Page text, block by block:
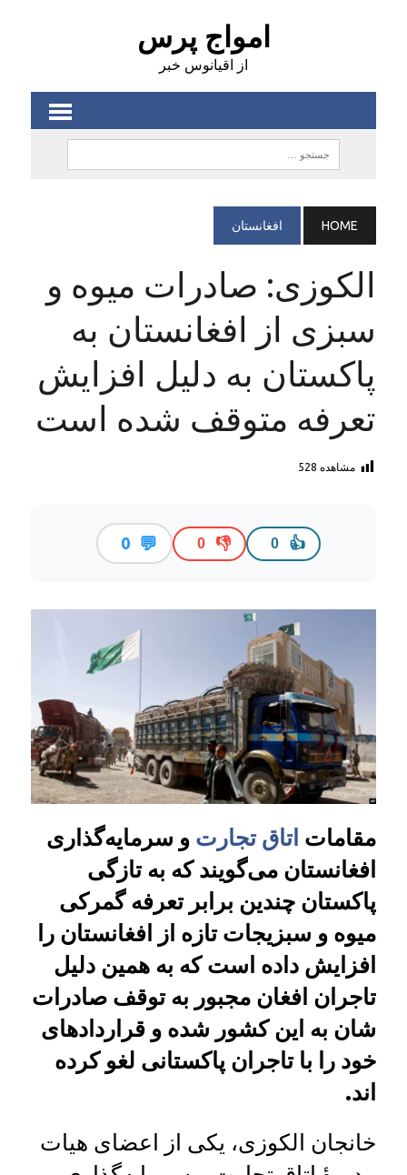
امواج پرس
از اقیانوس خبر
HOME افغانستان
الکوزی: صادرات میوه و
سبزی از افغانستان به
پاکستان به دلیل افزایش
تعرفه متوقف شده است
مشاهده 528
👍
0
👎
0
💬
0
مقامات اتاق تجارت و سرمایه‌گذاری
افغانستان می‌گویند که به تازگی
پاکستان چندین برابر تعرفه گمرکی
میوه و سبزیجات تازه از افغانستان را
افزایش داده است که به همین دلیل
تاجران افغان مجبور به توقف صادرات
شان به این کشور شده و قراردادهای
خود را با تاجران پاکستانی لغو کرده
اند.
خانجان الکوزی، یکی از اعضای هیات